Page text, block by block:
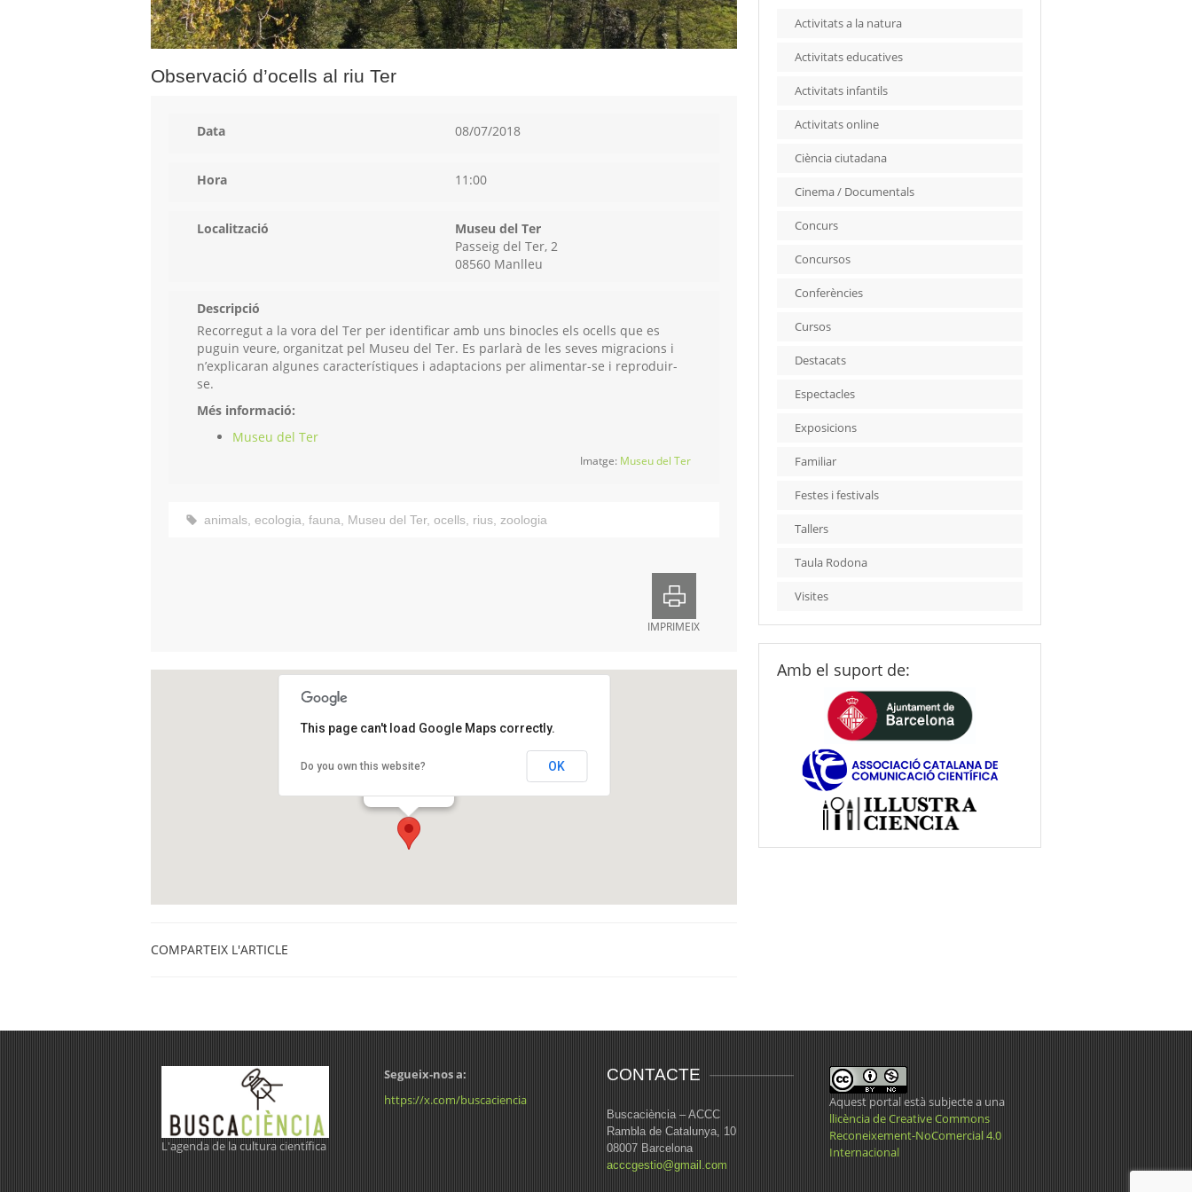
Observació d’ocells al riu Ter
Data 08/07/2018
Hora 11:00
Localització
Museu del Ter
Passeig del Ter, 2
08560 Manlleu
Descripció
Recorregut a la vora del Ter per identificar amb uns binocles els ocells que es
puguin veure, organitzat pel Museu del Ter. Es parlarà de les seves migracions i
n’explicaran algunes característiques i adaptacions per alimentar-se i reproduir-
se.
Més informació:
Museu del Ter
Imatge: Museu del Ter
animals, ecologia, fauna, Museu del Ter, ocells, rius, zoologia
IMPRIMEIX
Passeig del Ter, 2
This page can't load Google Maps correctly.
Do you own this website? OK
COMPARTEIX L'ARTICLE
Activitats a la natura
Activitats educatives
Activitats infantils
Activitats online
Ciència ciutadana
Cinema / Documentals
Concurs
Concursos
Conferències
Cursos
Destacats
Espectacles
Exposicions
Familiar
Festes i festivals
Tallers
Taula Rodona
Visites
Amb el suport de:
L'agenda de la cultura científica
Segueix-nos a:
https://x.com/buscaciencia
CONTACTE
Buscaciència – ACCC
Rambla de Catalunya, 10
08007 Barcelona
acccgestio@gmail.com
Aquest portal està subjecte a una
llicència de Creative Commons
Reconeixement-NoComercial 4.0
Internacional